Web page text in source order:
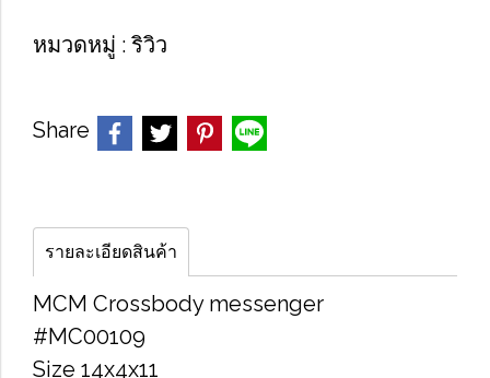
หมวดหมู่ : ริวิว
Share
รายละเอียดสินค้า
MCM Crossbody messenger
#MC00109
Size​ 14x4x11